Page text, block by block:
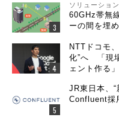
ソリューショ
60GHz帯無
ーの間を埋
NTTドコモ
化”へ 「現
ェント作る」
JR東日本、
Confluent採